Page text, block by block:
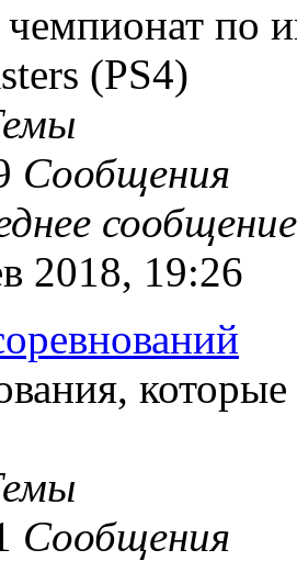
по
(PS4)
Сообщения
сообщение
2018, 19:26
Сообщения